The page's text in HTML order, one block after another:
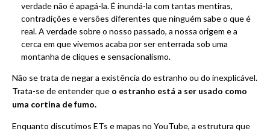
verdade não é apagá-la. É inundá-la com tantas mentiras,
contradições e versões diferentes que ninguém sabe o que é
real. A verdade sobre o nosso passado, a nossa origem e a
cerca em que vivemos acaba por ser enterrada sob uma
montanha de cliques e sensacionalismo.
Não se trata de negar a existência do estranho ou do inexplicável.
Trata-se de entender que o estranho está a ser usado como
uma cortina de fumo.
Enquanto discutimos ETs e mapas no YouTube, a estrutura que